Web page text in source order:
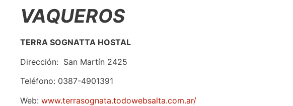
VAQUEROS
TERRA SOGNATTA HOSTAL
Dirección: San Martín 2425
Teléfono: 0387-4901391
Web: www.terrasognata.todowebsalta.com.ar/